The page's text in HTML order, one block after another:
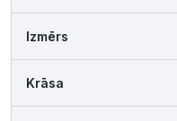
Izmērs
Krāsa